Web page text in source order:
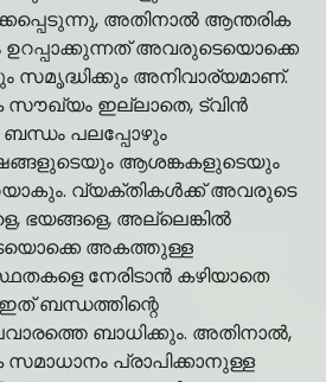
അതിനാൽ ആന്തരിക
അവരുടെയൊക്കെ
സമൃദ്ധിക്കും അനിവാര്യമാണ്.
സൗഖ്യം ഇല്ലാതെ, ട്വിൻ
ബന്ധം പലപ്പോഴും
ആശങ്കകളുടെയും
വ്യക്തികൾക്ക് അവരുടെ
ഭയങ്ങളെ, അല്ലെങ്കിൽ
അകത്തുള്ള
നേരിടാൻ കഴിയാതെ
ബന്ധത്തിന്റെ
ബാധിക്കും. അതിനാൽ,
പ്രാപിക്കാനുള്ള